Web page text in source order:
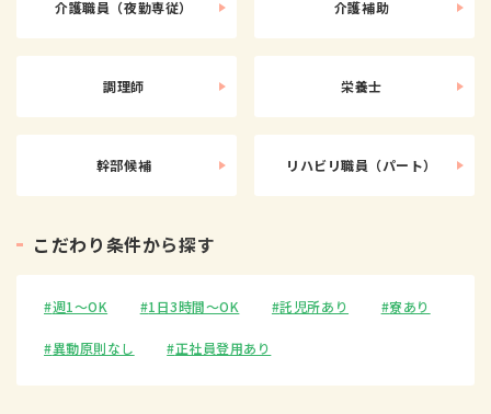
介護職員（夜勤専従） 介護補助
調理師 栄養士
幹部候補 リハビリ職員（パート）
こ だわり条件から探す
週1〜OK 1日3時間〜OK 託児所あり 寮あり
異動原則なし 正社員登用あり